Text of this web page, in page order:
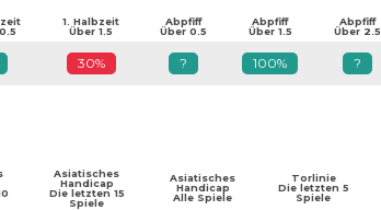
1. Halbzeit
Über 1.5
Abpfiff
Über 0.5
Abpfiff
Über 1.5
Abpfiff
Über 2.5
30% ? 100% ?
Asiatisches
Handicap
Die letzten 15
Spiele
Asiatisches
Handicap
Alle Spiele
Torlinie
Die letzten 5
Spiele